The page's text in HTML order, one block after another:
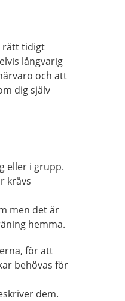
rätt tidigt
långvarig
och att
dig själv
eller i grupp.
krävs
men det är
hemma.
för att
behövas för
dem.